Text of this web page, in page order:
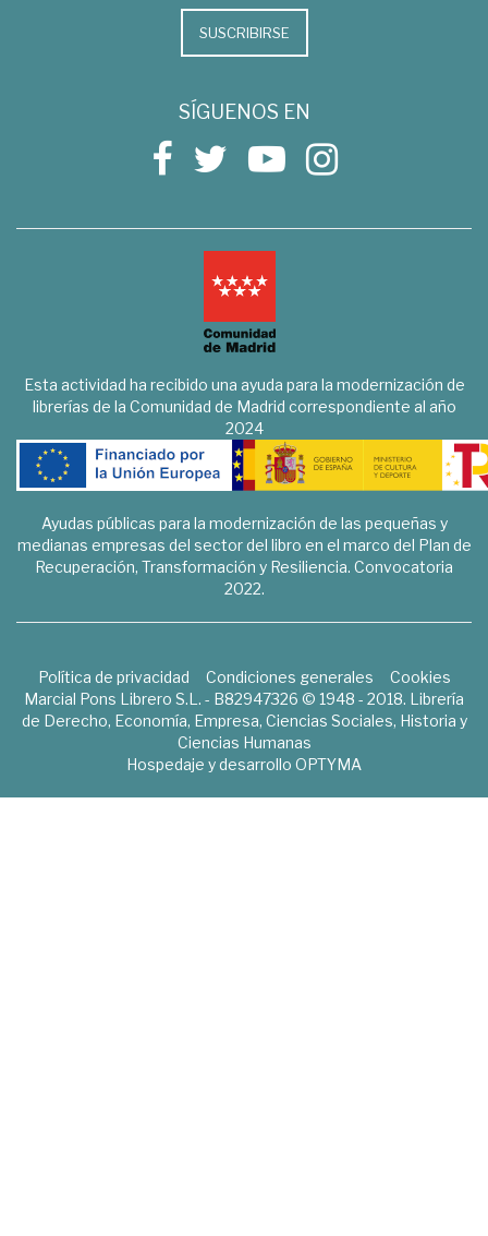
SUSCRIBIRSE
SÍGUENOS EN
Esta actividad ha recibido una ayuda para la modernización de
librerías de la Comunidad de Madrid correspondiente al año
2024
Ayudas públicas para la modernización de las pequeñas y
medianas empresas del sector del libro en el marco del Plan de
Recuperación, Transformación y Resiliencia. Convocatoria
2022.
Política de privacidad Condiciones generales
Cookies
Marcial Pons Librero S.L. - B82947326 © 1948 - 2018. Librería
de Derecho, Economía, Empresa, Ciencias Sociales, Historia y
Ciencias Humanas
Hospedaje y desarrollo OPTYMA